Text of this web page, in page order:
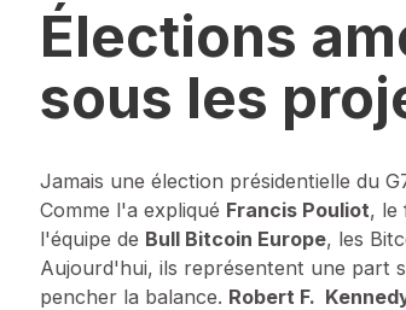
Élections
sous les
Jamais une élection présidentielle du
Comme l'a expliqué Francis Pouliot, le
l'équipe de Bull Bitcoin Europe, les
Aujourd'hui, ils représentent une part
pencher la balance. Robert F.